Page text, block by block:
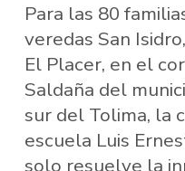
Para las 80
veredas San
El Placer, en el
Saldaña del
sur del Tolima, la
escuela Luis
solo resuelve la